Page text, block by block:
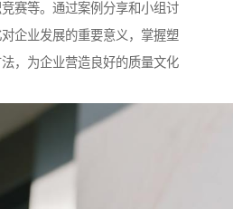
赛等。通过案例分享和小组讨
企业发展的重要意义，掌握塑
，为企业营造良好的质量文化